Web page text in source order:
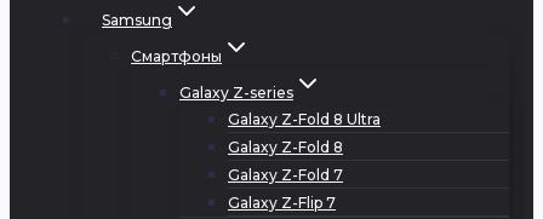
Samsung
Смартфоны
Galaxy Z-series
Galaxy Z-Fold 8 Ultra
Galaxy Z-Fold 8
Galaxy Z-Fold 7
Galaxy Z-Flip 7